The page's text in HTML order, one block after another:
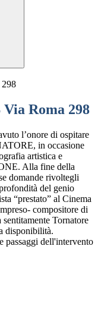
Roma 298
l’onore di ospitare
in occasione
artistica e
Alla fine della
domande rivoltegli
del genio
“prestato” al Cinema
compositore di
Tornatore
disponibilità.
passaggi dell'intervento